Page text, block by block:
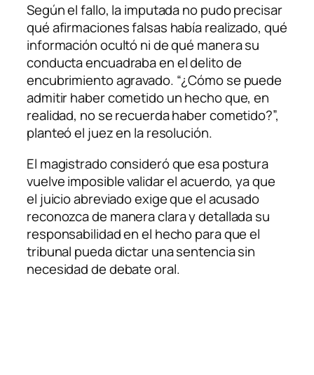
Según el fallo, la imputada no pudo precisar
qué afirmaciones falsas había realizado, qué
información ocultó ni de qué manera su
conducta encuadraba en el delito de
encubrimiento agravado. “¿Cómo se puede
admitir haber cometido un hecho que, en
realidad, no se recuerda haber cometido?”,
planteó el juez en la resolución.
El magistrado consideró que esa postura
vuelve imposible validar el acuerdo, ya que
el juicio abreviado exige que el acusado
reconozca de manera clara y detallada su
responsabilidad en el hecho para que el
tribunal pueda dictar una sentencia sin
necesidad de debate oral.